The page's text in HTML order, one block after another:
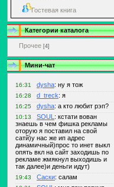
Гостевая книга
Категории каталога
Прочее [4]
Мини-чат